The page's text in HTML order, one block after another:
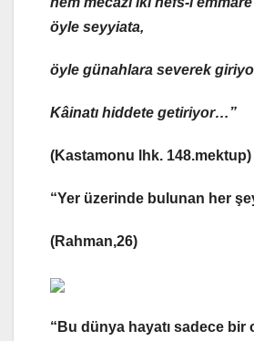
öyle seyyiata,
öyle günahlara severek
Kâinatı hiddete getiriyor…”
(Kastamonu lhk. 148.mektup)
“Yer üzerinde bulunan her
(Rahman,26)
“Bu dünya hayatı sadece bir